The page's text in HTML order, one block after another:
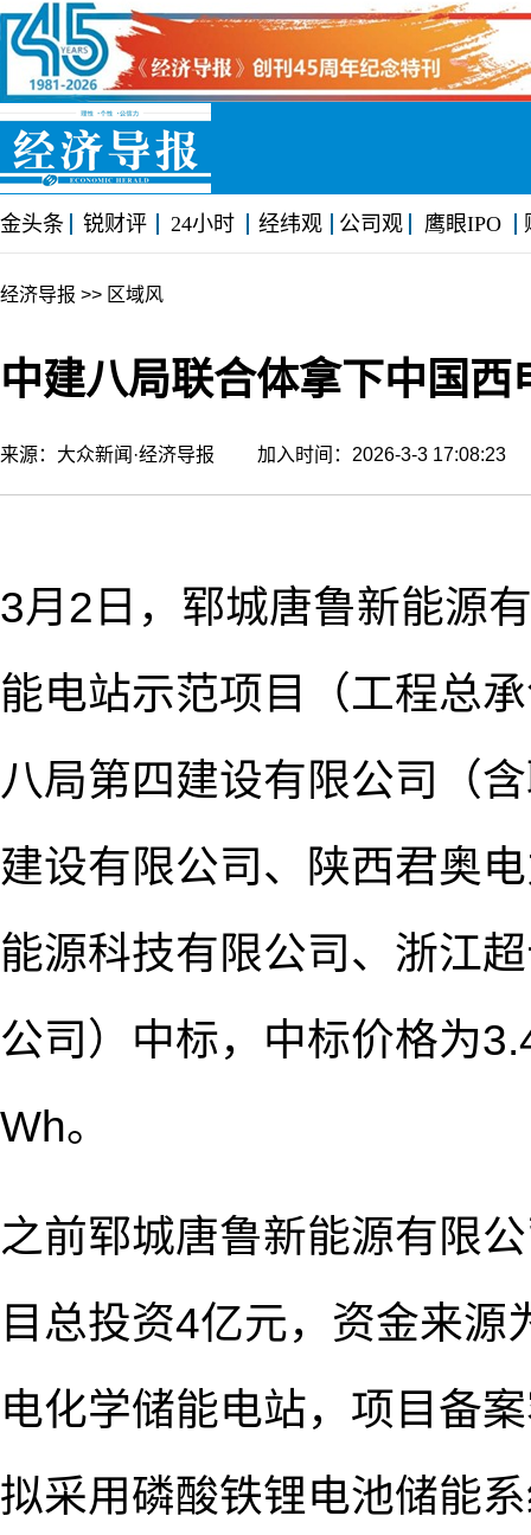
金头条 锐财评 24小时 经纬观 公司观 鹰眼IPO
经济导报 >> 区域风
中建八局联合体拿下中国西
来源：大众新闻·经济导报 加入时间：2026-3-3
3月2日，郓城唐鲁新能源
能电站示范项目（工程总
八局第四建设有限公司（
建设有限公司、陕西君奥
能源科技有限公司、浙江
公司）中标，中标价格为
Wh。
之前郓城唐鲁新能源有限
目总投资4亿元，资金来
电化学储能电站，项目备
拟采用磷酸铁锂电池储能